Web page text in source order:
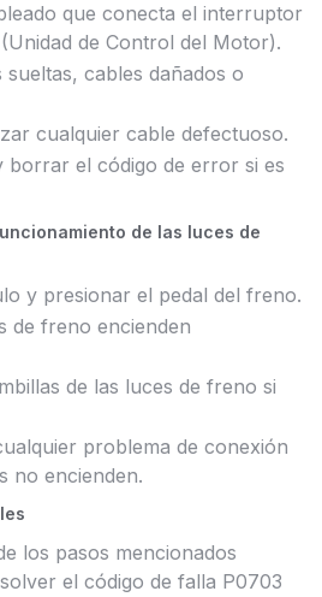
que conecta el interruptor
de Control del Motor).
cables dañados o
cualquier cable defectuoso.
borrar el código de error si es
de las luces de
y presionar el pedal del freno.
de freno encienden
de las luces de freno si
problema de conexión
no encienden.
los pasos mencionados
el código de falla P0703